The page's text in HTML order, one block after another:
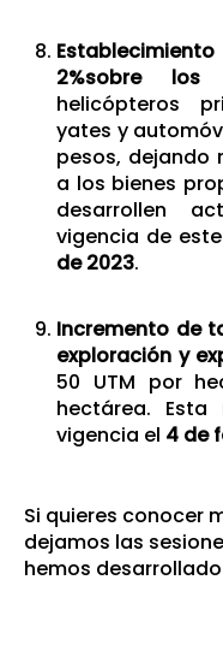
2%sobre
helicópteros
yates y
pesos, dejando
a los bienes
desarrollen
vigencia de
de 2023.
Incremento de
exploración y
50 UTM por
hectárea.
vigencia el 4 de
Si quieres conocer
dejamos las
hemos